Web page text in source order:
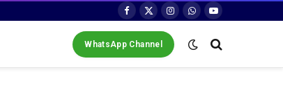
Facebook
X
(Twitter)
Instagram
WhatsApp
YouTube
WhatsApp Channel